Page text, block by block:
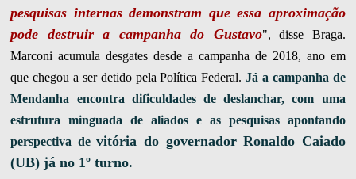
pesquisas internas demonstram que essa aproximação
pode destruir a campanha do Gustavo", disse Braga.
Marconi acumula desgates desde a campanha de 2018, ano em
que chegou a ser detido pela Política Federal.Já a campanha de
Mendanha encontra dificuldades de deslanchar, com uma
estrutura minguada de aliados e as pesquisas apontando
perspectiva devitória do governador Ronaldo Caiado
(UB) já no 1º turno.